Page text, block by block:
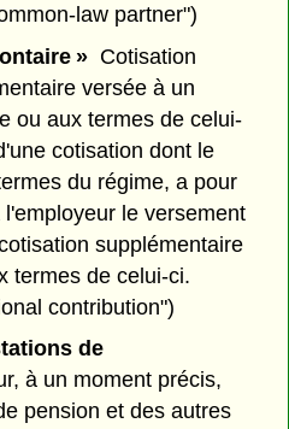
law partner")
» Cotisation
versée à un
ou aux termes de celui-
cotisation dont le
du régime, a pour
le versement
supplémentaire
termes de celui-ci.
contribution")
de
à un moment précis,
pension et des autres